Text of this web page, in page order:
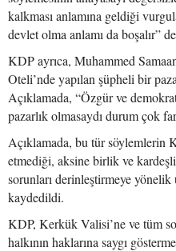
kalkması anlamına geldiği
devlet olma anlamı da boşalır”
KDP ayrıca, Muhammed
Oteli’nde yapılan şüpheli bir
Açıklamada, “Özgür ve
pazarlık olmasaydı durum çok
Açıklamada, bu tür söylemlerin
etmediği, aksine birlik ve
sorunları derinleştirmeye
kaydedildi.
KDP, Kerkük Valisi’ne ve tüm
halkının haklarına saygı